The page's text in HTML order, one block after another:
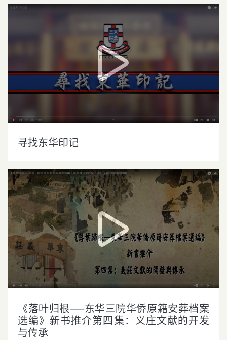
寻找东华印记
《落叶归根──东华三院华侨原籍安葬档案
选编》新书推介第四集：义庄文献的开发
与传承